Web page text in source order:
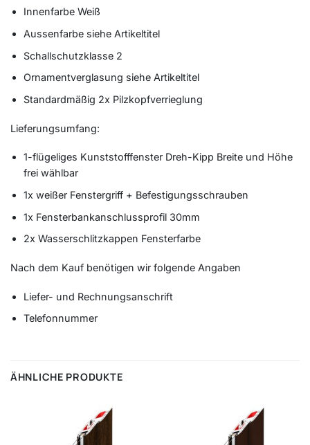
Innenfarbe Weiß
Aussenfarbe siehe Artikeltitel
Schallschutzklasse 2
Ornamentverglasung siehe Artikeltitel
Standardmäßig 2x Pilzkopfverrieglung
Lieferungsumfang:
1-flügeliges Kunststofffenster Dreh-Kipp Breite und Höhe
frei wählbar
1x weißer Fenstergriff + Befestigungsschrauben
1x Fensterbankanschlussprofil 30mm
2x Wasserschlitzkappen Fensterfarbe
Nach dem Kauf benötigen wir folgende Angaben
Liefer- und Rechnungsanschrift
Telefonnummer
ÄHNLICHE PRODUKTE